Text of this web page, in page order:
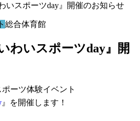
いスポーツday』開催のお知らせ
総合体育館
わいスポーツday』開
ーツ体験イベント
』を開催します！